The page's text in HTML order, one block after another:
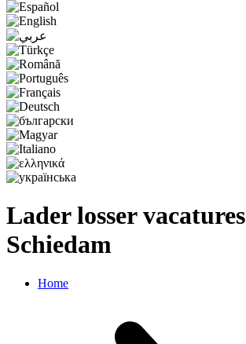
Lader losser vacatures
Schiedam
Home